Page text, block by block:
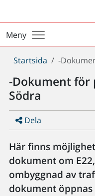
Meny
Du
här:
Startsida -
-Dokument för
Södra
Dela
Här finns
dokument om
ombyggnad av
dokument